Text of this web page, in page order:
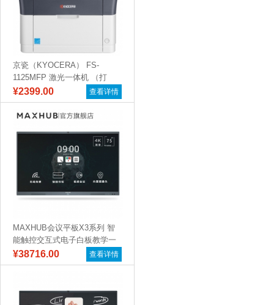
京瓷（KYOCERA） FS-
1125MFP 激光一体机 （打
印...
¥2399.00 查看详情
MAXHUB会议平板X3系列 智
能触控交互式电子白板教学一
体机远...
¥38716.00 查看详情